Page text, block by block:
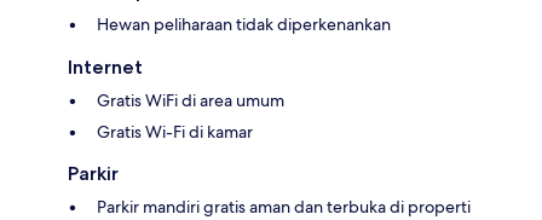
Hewan peliharaan tidak diperkenankan
Internet
Gratis WiFi di area umum
Gratis Wi-Fi di kamar
Parkir
Parkir mandiri gratis aman dan terbuka di properti